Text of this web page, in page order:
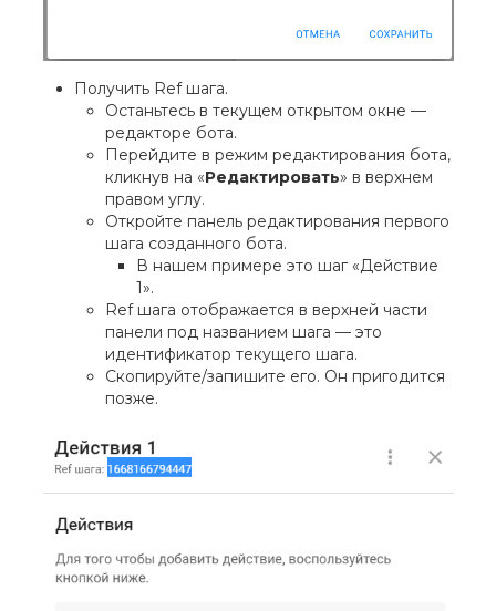
Получить Ref шага.
Останьтесь в текущем открытом окне —
редакторе бота.
Перейдите в режим редактирования бота,
кликнув на «Редактировать» в верхнем
правом углу.
Откройте панель редактирования первого
шага созданного бота.
В нашем примере это шаг «Действие
1».
Ref шага отображается в верхней части
панели под названием шага — это
идентификатор текущего шага.
Скопируйте/запишите его. Он пригодится
позже.